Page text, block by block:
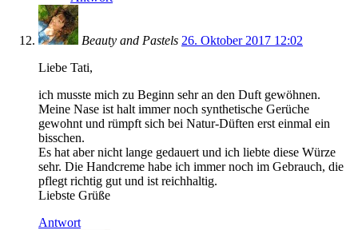
Beauty and Pastels 26. Oktober 2017 12:02
Liebe Tati,
ich musste mich zu Beginn sehr an den Duft gewöhnen.
Meine Nase ist halt immer noch synthetische Gerüche
gewohnt und rümpft sich bei Natur-Düften erst einmal ein
bisschen.
Es hat aber nicht lange gedauert und ich liebte diese Würze
sehr. Die Handcreme habe ich immer noch im Gebrauch, die
pflegt richtig gut und ist reichhaltig.
Liebste Grüße
Antwort